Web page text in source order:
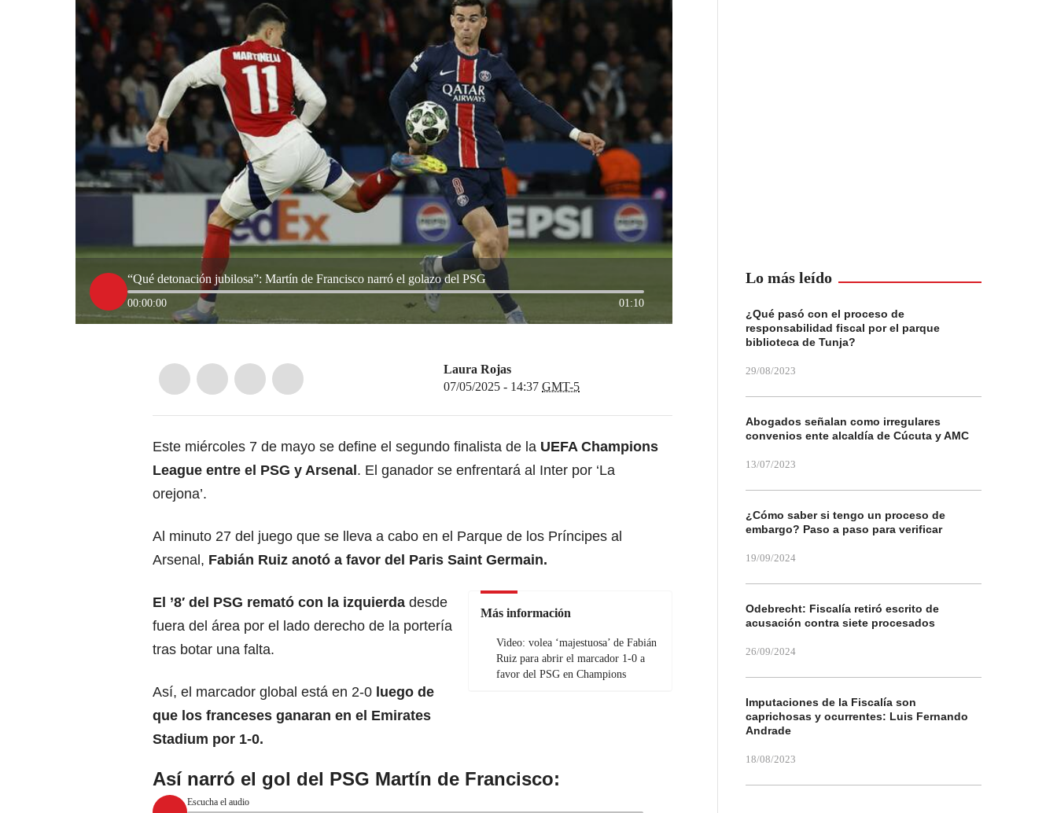
“Qué detonación jubilosa”: Martín de Francisco narró el golazo del PSG
00:00:00 01:10
Laura Rojas
07/05/2025 - 14:37 GMT-5
Este miércoles 7 de mayo se define el segundo finalista de la UEFA Champions
League entre el PSG y Arsenal . El ganador se enfrentará al Inter por ‘La
orejona’.
Al minuto 27 del juego que se lleva a cabo en el Parque de los Príncipes al
Arsenal, Fabián Ruiz anotó a favor del Paris Saint Germain.
Más información
Video: volea ‘majestuosa’ de Fabián
Ruiz para abrir el marcador 1-0 a
favor del PSG en Champions
El ’8′ del PSG remató con la izquierda desde
fuera del área por el lado derecho de la portería
tras botar una falta.
Así, el marcador global está en 2-0 luego de
que los franceses ganaran en el Emirates
Stadium por 1-0.
Así narró el gol del PSG Martín de Francisco:
Escucha el audio
Lo más leído
¿Qué pasó con el proceso de
responsabilidad fiscal por el parque
biblioteca de Tunja?
29/08/2023
Abogados señalan como irregulares
convenios ente alcaldía de Cúcuta y AMC
13/07/2023
¿Cómo saber si tengo un proceso de
embargo? Paso a paso para verificar
19/09/2024
Odebrecht: Fiscalía retiró escrito de
acusación contra siete procesados
26/09/2024
Imputaciones de la Fiscalía son
caprichosas y ocurrentes: Luis Fernando
Andrade
18/08/2023